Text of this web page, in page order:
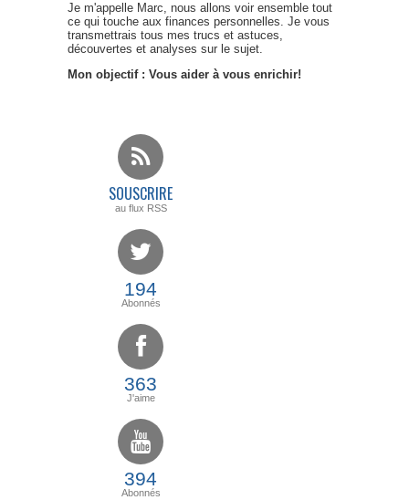
Je m'appelle Marc, nous allons voir ensemble tout
ce qui touche aux finances personnelles. Je vous
transmettrais tous mes trucs et astuces,
découvertes et analyses sur le sujet.
Mon objectif : Vous aider à vous enrichir!
SOUSCRIRE
au flux RSS
194
Abonnés
363
J'aime
394
Abonnés